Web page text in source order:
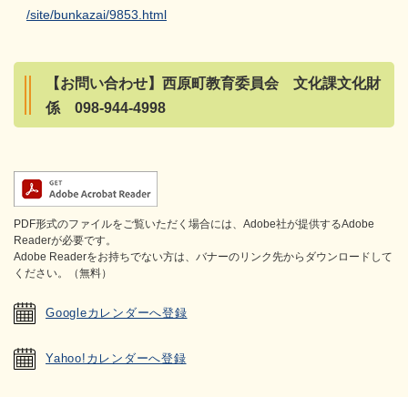
/site/bunkazai/9853.html
【お問い合わせ】西原町教育委員会 文化課文化財
係 098-944-4998
PDF形式のファイルをご覧いただく場合には、Adobe社が提供するAdobe
Readerが必要です。
Adobe Readerをお持ちでない方は、バナーのリンク先からダウンロードして
ください。（無料）
Googleカレンダーへ登録
Yahoo!カレンダーへ登録